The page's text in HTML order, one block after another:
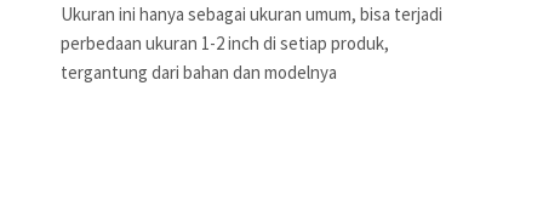
Ukuran ini hanya sebagai ukuran umum, bisa terjadi
perbedaan ukuran 1-2 inch di setiap produk,
tergantung dari bahan dan modelnya